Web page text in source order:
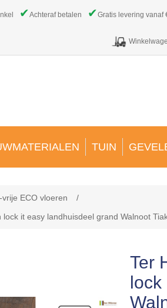
✔Achteraf betalen ✔Gratis levering vanaf
TUIN
vrije ECO vloeren
/
lock it easy landhuisdeel grand Walnoot
Ter
lock